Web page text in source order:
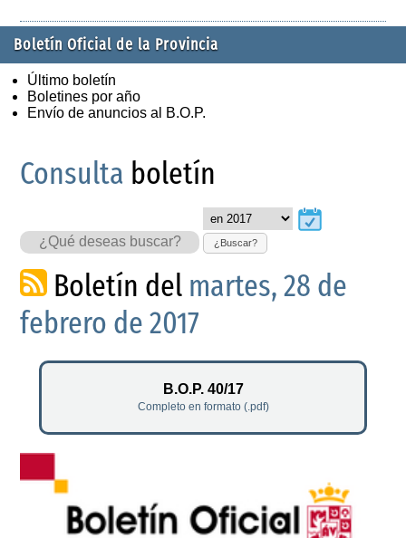
Boletín Oficial de la Provincia
Último boletín
Boletines por año
Envío de anuncios al B.O.P.
Consulta boletín
¿Buscar?
Boletín del martes, 28 de
febrero de 2017
B.O.P. 40/17
Completo en formato (.pdf)